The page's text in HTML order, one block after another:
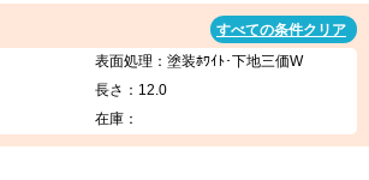
すべての条件クリア
表面処理：塗装ﾎﾜｲﾄ･下地三価W
長さ：12.0
在庫：